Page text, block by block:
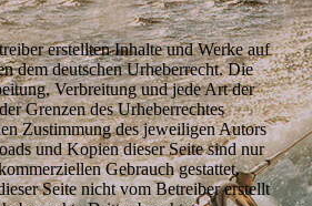
erstellten Inhalte und Werke auf
dem deutschen Urheberrecht. Die
Verbreitung und jede Art der
Grenzen des Urheberrechtes
Zustimmung des jeweiligen Autors
und Kopien dieser Seite sind nur
Gebrauch gestattet.
Seite nicht vom Betreiber erstellt